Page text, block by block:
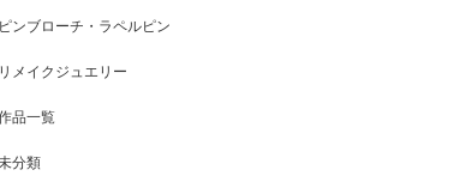
ピンブローチ・ラペルピン
リメイクジュエリー
品一覧
分類